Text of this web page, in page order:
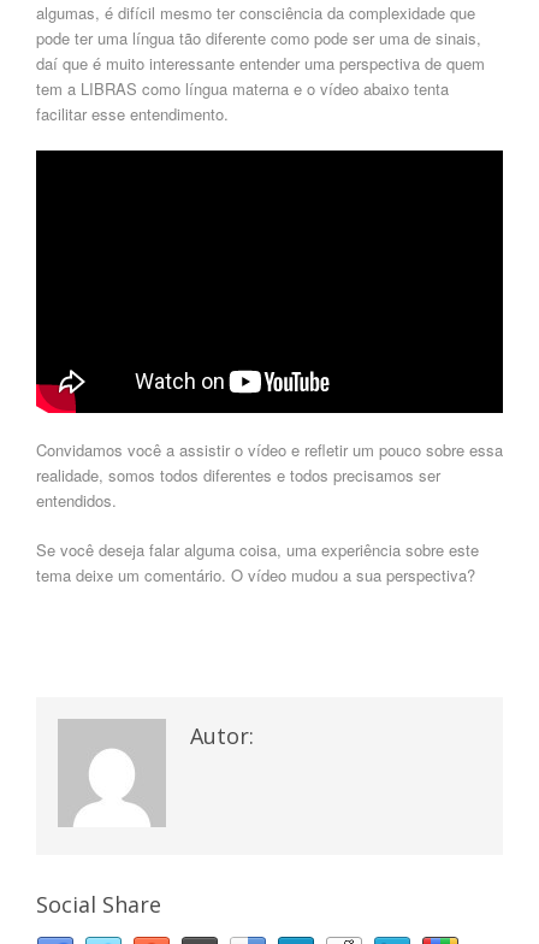
algumas, é difícil mesmo ter consciência da complexidade que
pode ter uma língua tão diferente como pode ser uma de sinais,
daí que é muito interessante entender uma perspectiva de quem
tem a LIBRAS como língua materna e o vídeo abaixo tenta
facilitar esse entendimento.
Convidamos você a assistir o vídeo e refletir um pouco sobre essa
realidade, somos todos diferentes e todos precisamos ser
entendidos.
Se você deseja falar alguma coisa, uma experiência sobre este
tema deixe um comentário. O vídeo mudou a sua perspectiva?
Autor:
Social Share